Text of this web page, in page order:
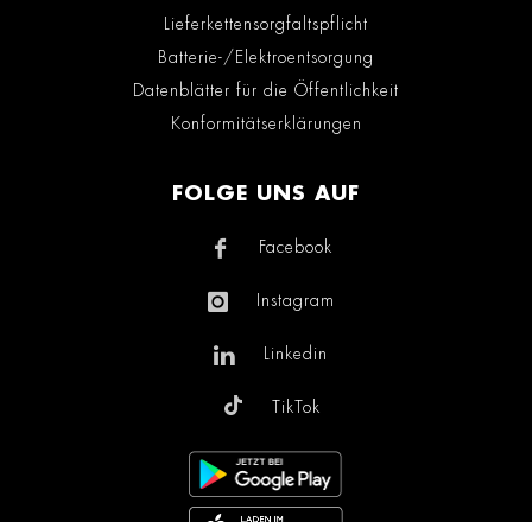
Lieferkettensorgfaltspflicht
Batterie-/Elektroentsorgung
Datenblätter für die Öffentlichkeit
Konformitätserklärungen
FOLGE UNS AUF
Facebook
Instagram
Linkedin
TikTok